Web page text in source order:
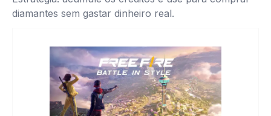
diamantes sem gastar dinheiro real.